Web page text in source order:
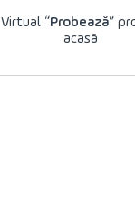
Virtual “Probează”
acasă